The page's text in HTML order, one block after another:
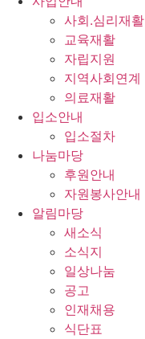
사회.심리재활
교육재활
자립지원
지역사회연계
의료재활
입소안내
입소절차
나눔마당
후원안내
자원봉사안내
알림마당
새소식
소식지
일상나눔
공고
인재채용
식단표